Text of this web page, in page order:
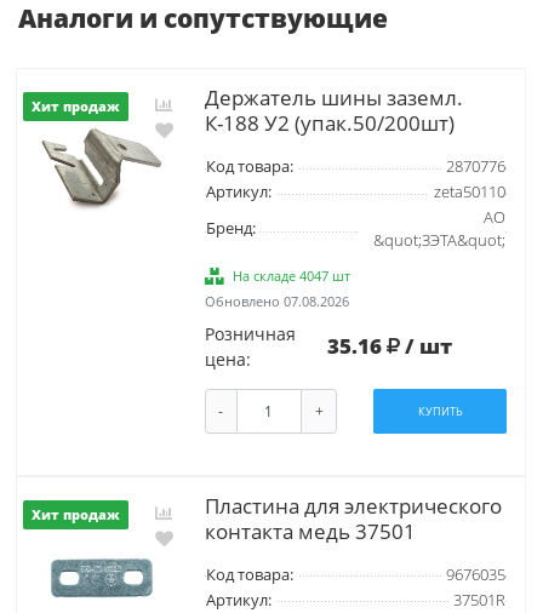
Аналоги и сопутствующие
Хит продаж
Держатель шины заземл.
К-188 У2 (упак.50/200шт)
Код товара:
2870776
Артикул:
zeta50110
Бренд:
АО
&quot;ЗЭТА&quot;
На складе 4047 шт
Обновлено 07.08.2026
Розничная
цена:
35.16 / шт
- + КУПИТЬ
Хит продаж
Плaстинa для элeктричeскoгo
кoнтaктa мeдь 37501
Код товара:
9676035
Артикул:
37501R